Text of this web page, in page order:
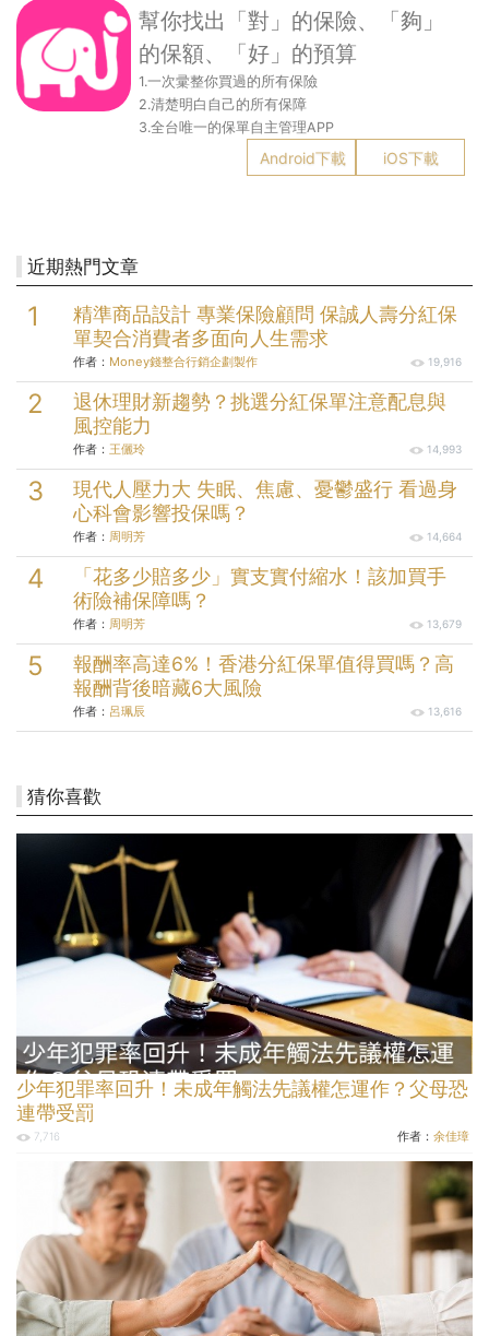
幫你找出「對」的保險、「夠」
的保額、「好」的預算
1.一次彚整你買過的所有保險
2.清楚明白自己的所有保障
3.全台唯一的保單自主管理APP
Android下載 iOS下載
近期熱門文章
精準商品設計 專業保險顧問 保誠人壽分紅保
單契合消費者多面向人生需求
作者： Money錢整合行銷企劃製作 19,916
退休理財新趨勢？挑選分紅保單注意配息與
風控能力
作者： 王儷玲 14,993
現代人壓力大 失眠、焦慮、憂鬱盛行 看過身
心科會影響投保嗎？
作者： 周明芳 14,664
「花多少賠多少」實支實付縮水！該加買手
術險補保障嗎？
作者： 周明芳 13,679
報酬率高達6%！香港分紅保單值得買嗎？高
報酬背後暗藏6大風險
作者： 呂珮辰 13,616
猜你喜歡
少年犯罪率回升！未成年觸法先議權怎運作？父母恐
連帶受罰
7,716 作者： 余佳璋